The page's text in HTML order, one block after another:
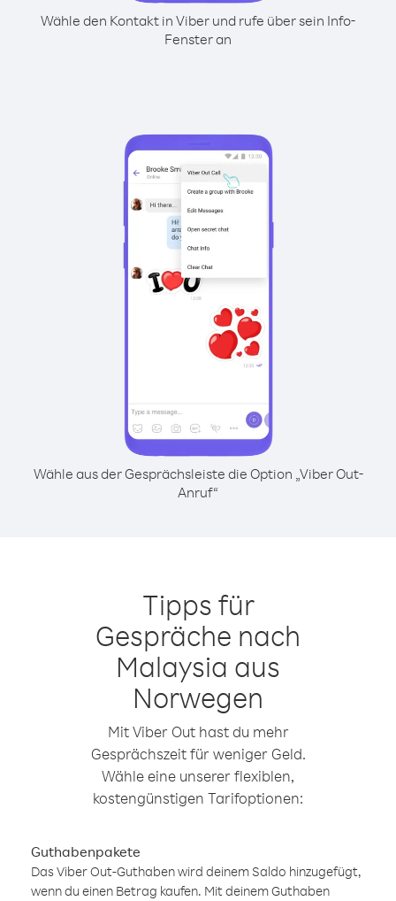
Wähle den Kontakt in Viber und rufe über sein Info-
Fenster an
Wähle aus der Gesprächsleiste die Option „Viber Out-
Anruf“
Tipps für
Gespräche nach
Malaysia aus
Norwegen
Mit Viber Out hast du mehr
Gesprächszeit für weniger Geld.
Wähle eine unserer flexiblen,
kostengünstigen Tarifoptionen:
Guthabenpakete
Das Viber Out-Guthaben wird deinem Saldo hinzugefügt,
wenn du einen Betrag kaufen. Mit deinem Guthaben